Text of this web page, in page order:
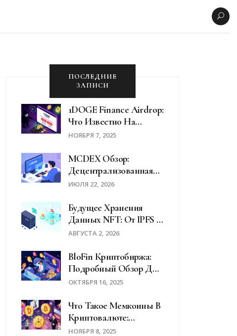
ПОСЛЕДНИЕ
ЗАПИСИ
1DOGE Finance Airdrop:
Что Известно На
Ноябрь 2025 И Как Не
Мошенников
НОЯБРЯ 7, 2025
MCDEX Обзор:
Децентрализованная
Биржа Для Торговли
Году
ИЮЛЯ 22, 2026
Будущее Хранения
Данных NFT: От IPFS К
ИИ-Активам В 2026
АВГУСТА 2, 2026
BloFin Криптобиржа:
Подробный Обзор Для
Опытных Трейдеров
ОКТЯБРЯ 16, 2025
Что Такое Мемкоины В
Криптовалюте:
Объяснение Для
НОЯБРЯ 8, 2025